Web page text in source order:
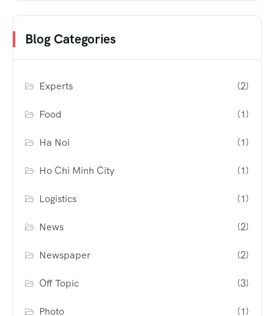
Blog Categories
Experts (2)
Food (1)
Ha Noi (1)
Ho Chi Minh City (1)
Logistics (1)
News (2)
Newspaper (2)
Off Topic (3)
Photo (1)